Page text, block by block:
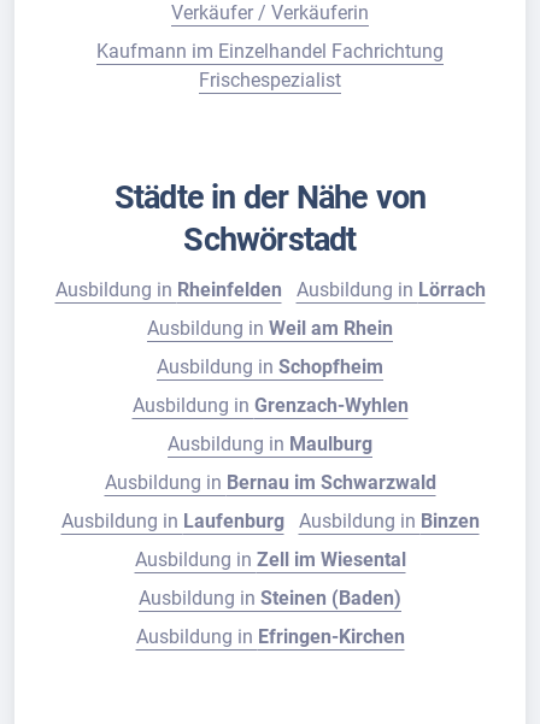
Verkäufer / Verkäuferin
Kaufmann im Einzelhandel Fachrichtung
Frischespezialist
Städte in der Nähe von
Schwörstadt
Ausbildung in Rheinfelden Ausbildung in Lörrach
Ausbildung in Weil am Rhein
Ausbildung in Schopfheim
Ausbildung in Grenzach-Wyhlen
Ausbildung in Maulburg
Ausbildung in Bernau im Schwarzwald
Ausbildung in Laufenburg Ausbildung in Binzen
Ausbildung in Zell im Wiesental
Ausbildung in Steinen (Baden)
Ausbildung in Efringen-Kirchen